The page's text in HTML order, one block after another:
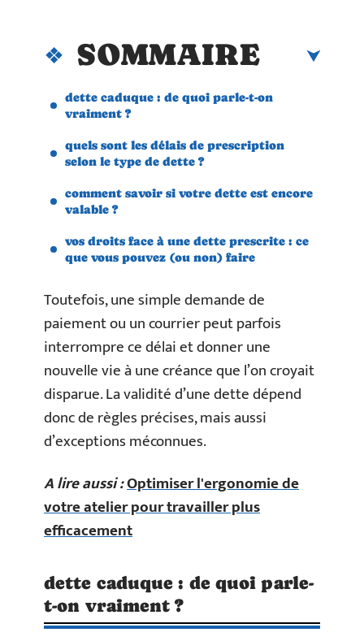
SOMMAIRE
dette caduque : de quoi parle-t-on
vraiment ?
quels sont les délais de prescription
selon le type de dette ?
comment savoir si votre dette est encore
valable ?
vos droits face à une dette prescrite : ce
que vous pouvez (ou non) faire
Toutefois, une simple demande de
paiement ou un courrier peut parfois
interrompre ce délai et donner une
nouvelle vie à une créance que l’on croyait
disparue. La validité d’une dette dépend
donc de règles précises, mais aussi
d’exceptions méconnues.
A lire aussi :Optimiser l'ergonomie de
votre atelier pour travailler plus
efficacement
dette caduque : de quoi parle-
t-on vraiment ?